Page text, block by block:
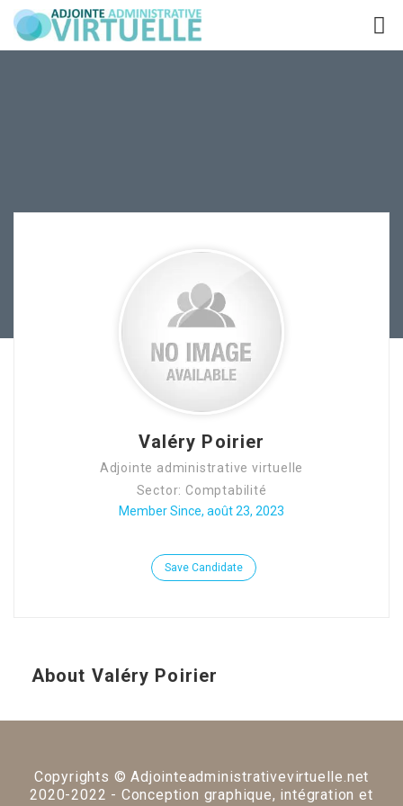
Valéry Poirier
Adjointe administrative virtuelle
Sector: Comptabilité
Member Since, août 23, 2023
Save Candidate
About Valéry Poirier
Copyrights © Adjointeadministrativevirtuelle.net
2020-2022 - Conception graphique, intégration et